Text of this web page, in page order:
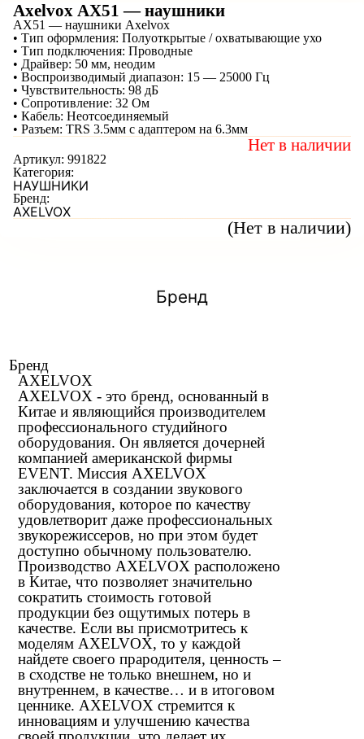
Axelvox AX51 — наушники
(Нет в наличии)
AX51 — наушники Axelvox
• Тип оформления: Полуоткрытые / охватывающие ухо
• Тип подключения: Проводные
• Драйвер: 50 мм, неодим
• Воспроизводимый диапазон: 15 — 25000 Гц
• Чувствительность: 98 дБ
• Сопротивление: 32 Ом
• Кабель: Неотсоединяемый
• Разъем: TRS 3.5мм с адаптером на 6.3мм
Нет в наличии
Артикул: 991822
Категория:
НАУШНИКИ
Бренд:
AXELVOX
Бренд
Бренд
AXELVOX
AXELVOX - это бренд, основанный в
Китае и являющийся производителем
профессионального студийного
оборудования. Он является дочерней
компанией американской фирмы
EVENT. Миссия AXELVOX
заключается в создании звукового
оборудования, которое по качеству
удовлетворит даже профессиональных
звукорежиссеров, но при этом будет
доступно обычному пользователю.
Производство AXELVOX расположено
в Китае, что позволяет значительно
сократить стоимость готовой
продукции без ощутимых потерь в
качестве. Если вы присмотритесь к
моделям AXELVOX, то у каждой
найдете своего прародителя, ценность –
в сходстве не только внешнем, но и
внутреннем, в качестве… и в итоговом
ценнике. AXELVOX стремится к
инновациям и улучшению качества